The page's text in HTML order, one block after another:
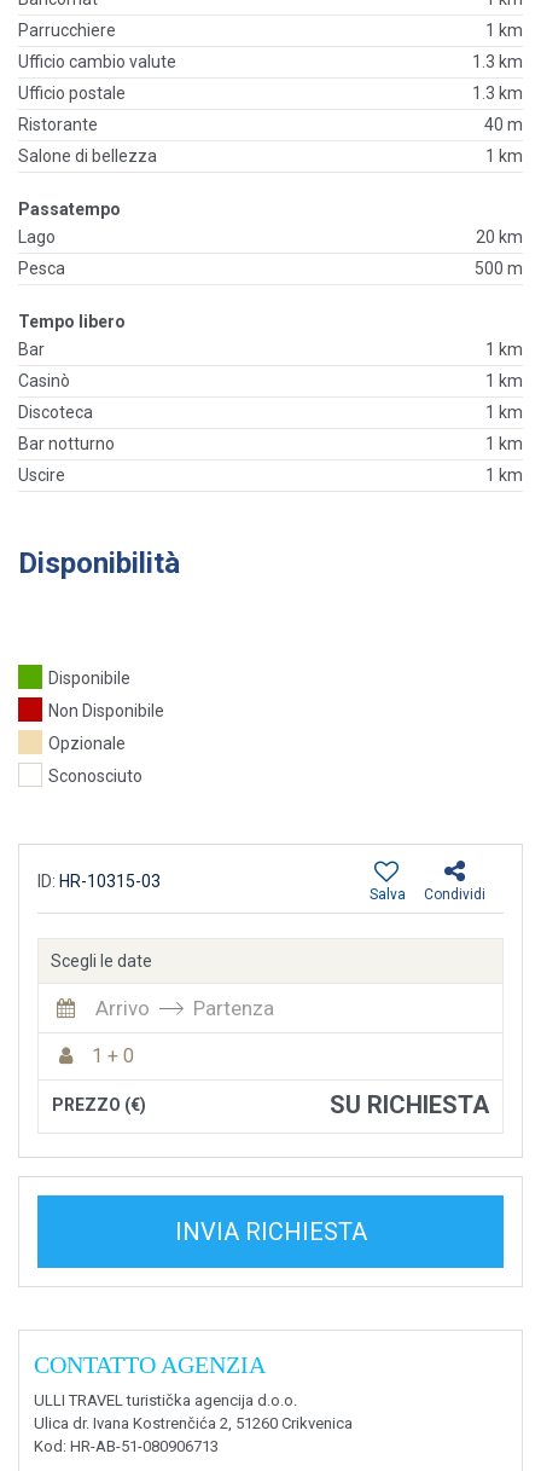
Parrucchiere
1 km
Ufficio cambio valute
1.3 km
Ufficio postale
1.3 km
Ristorante
40 m
Salone di bellezza
1 km
Passatempo
Lago
20 km
Pesca
500 m
Tempo libero
Bar
1 km
Casinò
1 km
Discoteca
1 km
Bar notturno
1 km
Uscire
1 km
Disponibilità
Disponibile
Non Disponibile
Opzionale
Sconosciuto
ID: HR-10315-03
Condividi
Salva
Scegli le date
Arrivo Partenza
1 + 0
PREZZO (€) SU RICHIESTA
INVIA RICHIESTA
CONTATTO AGENZIA
ULLI TRAVEL turistička agencija d.o.o.
Ulica dr. Ivana Kostrenčića 2, 51260 Crikvenica
Kod : HR-AB-51-080906713